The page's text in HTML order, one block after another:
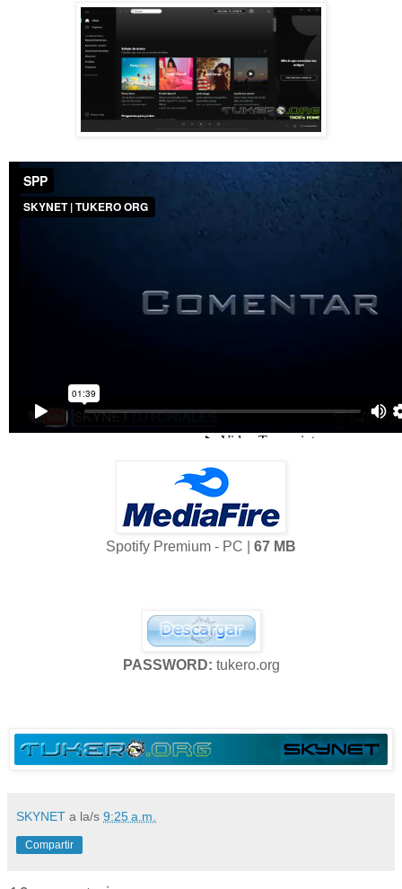
Spotify Premium - PC | 67 MB
PASSWORD: tukero.org
SKYNET a la/s 9:25 a.m.
Compartir